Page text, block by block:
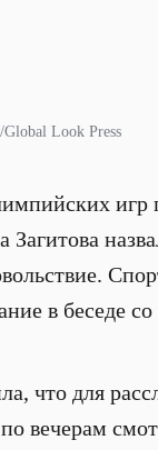
Look Press
игр
в беседе со
что для
вечерам